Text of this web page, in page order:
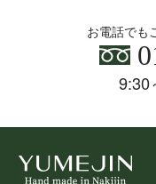
お電話でも
9:30